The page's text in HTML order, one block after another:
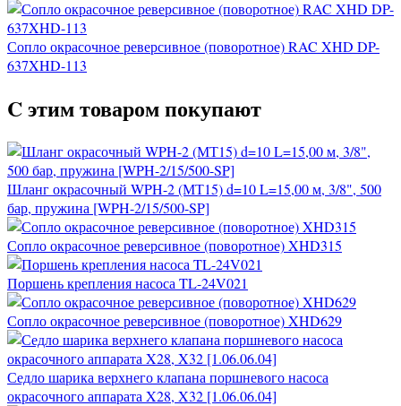
Сопло окрасочное реверсивное (поворотное) RAC XHD DP-
637XHD-113
C этим товаром покупают
Шланг окрасочный WPH-2 (МТ15) d=10 L=15,00 м, 3/8", 500
бар, пружина [WPH-2/15/500-SP]
Сопло окрасочное реверсивное (поворотное) XHD315
Поршень крепления насоса TL-24V021
Сопло окрасочное реверсивное (поворотное) XHD629
Седло шарика верхнего клапана поршневого насоса
окрасочного аппарата X28, X32 [1.06.06.04]